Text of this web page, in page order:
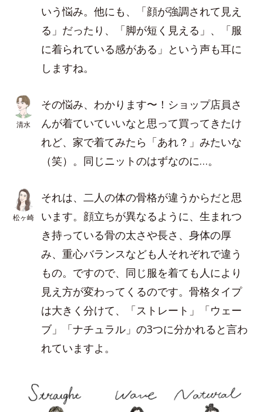
いう悩み。他にも、「顔が強調されて見え
る」だったり、「脚が短く見える」、「服
に着られている感がある」という声も耳に
しますね。
清水
その悩み、わかります〜！ショップ店員さ
んが着ていていいなと思って買ってきたけ
れど、家で着てみたら「あれ？」みたいな
（笑）。同じニットのはずなのに…。
松ヶ崎
それは、二人の体の骨格が違うからだと思
います。顔立ちが異なるように、生まれつ
き持っている骨の太さや長さ、身体の厚
み、重心バランスなども人それぞれで違う
もの。ですので、同じ服を着ても人により
見え方が変わってくるのです。骨格タイプ
は大きく分けて、「ストレート」「ウェー
ブ」「ナチュラル」の3つに分かれると言わ
れていますよ。